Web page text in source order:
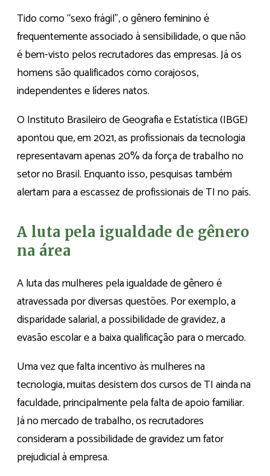
Tido como “sexo frágil”, o gênero feminino é
frequentemente associado à sensibilidade, o que não
é bem-visto pelos recrutadores das empresas. Já os
homens são qualificados como corajosos,
independentes e líderes natos.
O Instituto Brasileiro de Geografia e Estatística (IBGE)
apontou que, em 2021, as profissionais da tecnologia
representavam apenas 20% da força de trabalho no
setor no Brasil. Enquanto isso, pesquisas também
alertam para a escassez de profissionais de TI no país.
A luta pela igualdade de gênero
na área
A luta das mulheres pela igualdade de gênero é
atravessada por diversas questões. Por exemplo, a
disparidade salarial, a possibilidade de gravidez, a
evasão escolar e a baixa qualificação para o mercado.
Uma vez que falta incentivo às mulheres na
tecnologia, muitas desistem dos cursos de TI ainda na
faculdade, principalmente pela falta de apoio familiar.
Já no mercado de trabalho, os recrutadores
consideram a possibilidade de gravidez um fator
prejudicial à empresa.